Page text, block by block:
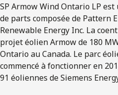
SP Armow Wind Ontario LP
de parts composée de Pattern
Renewable Energy Inc. La
projet éolien Armow de 180
Ontario au Canada. Le parc
commencé à fonctionner en
91 éoliennes de Siemens